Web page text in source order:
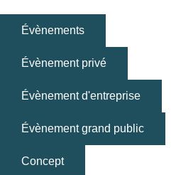
Évènements
Évènement privé
Évènement d'entreprise
Évènement grand public
Concept